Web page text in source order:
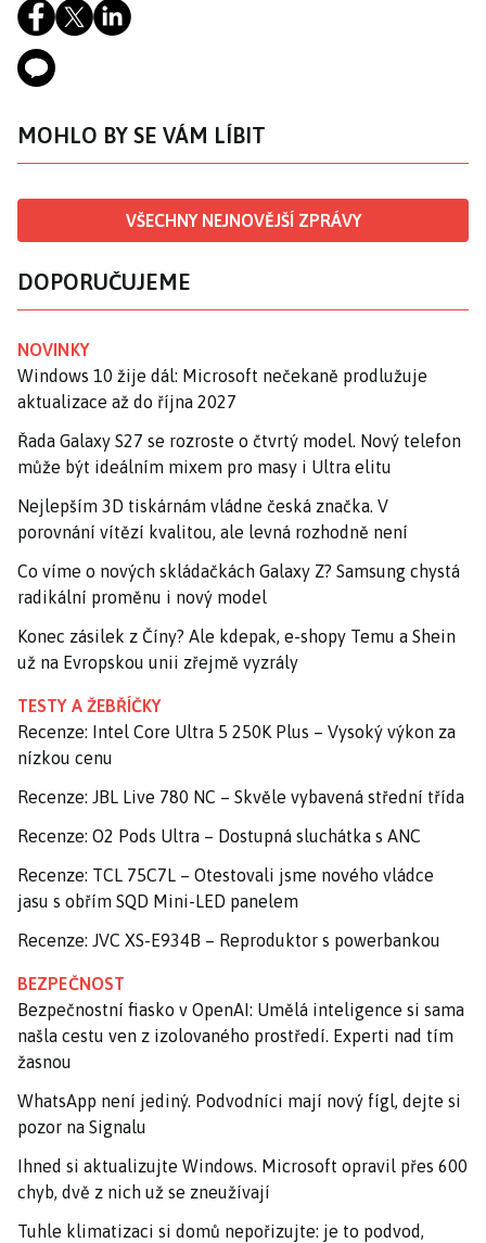
MOHLO BY SE VÁM LÍBIT
VŠECHNY NEJNOVĚJŠÍ ZPRÁVY
DOPORUČUJEME
NOVINKY
Windows 10 žije dál: Microsoft nečekaně prodlužuje
aktualizace až do října 2027
Řada Galaxy S27 se rozroste o čtvrtý model. Nový telefon
může být ideálním mixem pro masy i Ultra elitu
Nejlepším 3D tiskárnám vládne česká značka. V
porovnání vítězí kvalitou, ale levná rozhodně není
Co víme o nových skládačkách Galaxy Z? Samsung chystá
radikální proměnu i nový model
Konec zásilek z Číny? Ale kdepak, e-shopy Temu a Shein
už na Evropskou unii zřejmě vyzrály
TESTY A ŽEBŘÍČKY
Recenze: Intel Core Ultra 5 250K Plus – Vysoký výkon za
nízkou cenu
Recenze: JBL Live 780 NC – Skvěle vybavená střední třída
Recenze: O2 Pods Ultra – Dostupná sluchátka s ANC
Recenze: TCL 75C7L – Otestovali jsme nového vládce
jasu s obřím SQD Mini-LED panelem
Recenze: JVC XS-E934B – Reproduktor s powerbankou
BEZPEČNOST
Bezpečnostní fiasko v OpenAI: Umělá inteligence si sama
našla cestu ven z izolovaného prostředí. Experti nad tím
žasnou
WhatsApp není jediný. Podvodníci mají nový fígl, dejte si
pozor na Signalu
Ihned si aktualizujte Windows. Microsoft opravil přes 600
chyb, dvě z nich už se zneužívají
Tuhle klimatizaci si domů nepořizujte: je to podvod,